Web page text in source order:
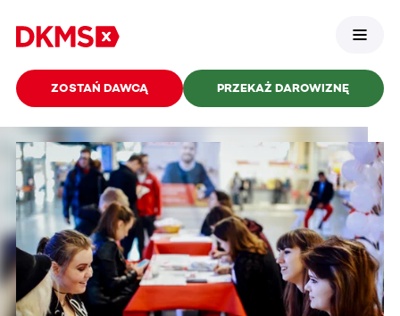
ZOSTAŃ DAWCĄ PRZEKAŻ DAROWIZNĘ